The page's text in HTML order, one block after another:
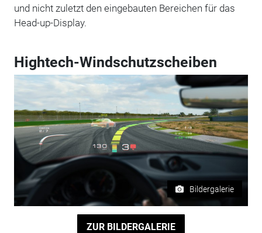
und nicht zuletzt den eingebauten Bereichen für das
Head-up-Display.
Hightech-Windschutzscheiben
Bildergalerie
ZUR BILDERGALERIE